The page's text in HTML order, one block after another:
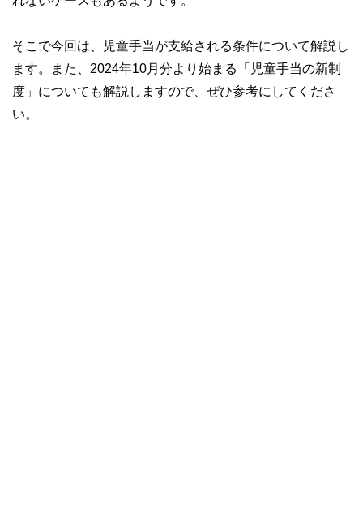
そこで今回は、児童手当が支給される条件について解説し
ます。また、2024年10月分より始まる「児童手当の新制
度」についても解説しますので、ぜひ参考にしてくださ
い。